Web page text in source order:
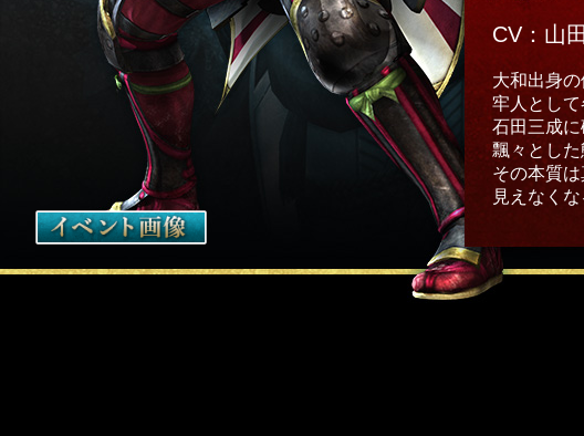
CV：山
大和出身の
牢人とし
石田三成に
飄々とした
その本質
見えなく